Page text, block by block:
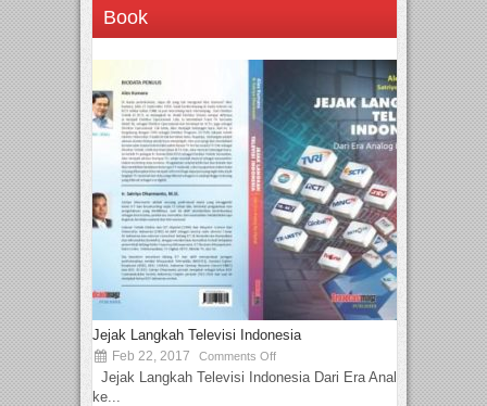
Book
Jejak Langkah Televisi Indonesia
Feb 22, 2017 Comments Off
Jejak Langkah Televisi Indonesia Dari Era Analog
ke...